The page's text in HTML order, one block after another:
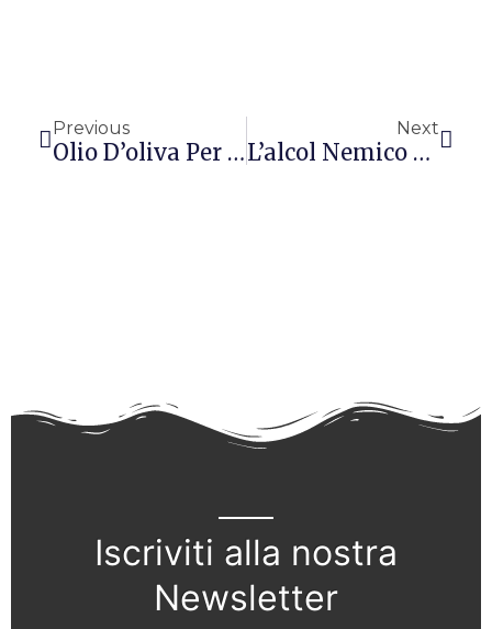
Previous
Olio D’oliva Per Combattere L’ipertensione
Next
L’alcol Nemico Dei Reni
Iscriviti alla nostra
Newsletter